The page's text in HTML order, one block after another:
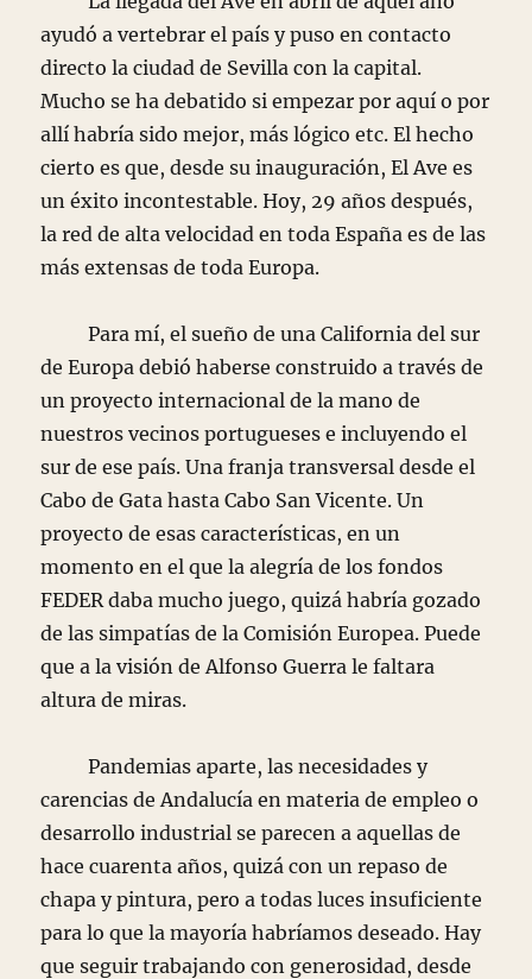
ayudó a vertebrar el país y puso en contacto
directo la ciudad de Sevilla con la capital.
Mucho se ha debatido si empezar por aquí o por
allí habría sido mejor, más lógico etc. El hecho
cierto es que, desde su inauguración, El Ave es
un éxito incontestable. Hoy, 29 años después,
la red de alta velocidad en toda España es de las
más extensas de toda Europa.
Para mí, el sueño de una California del sur
de Europa debió haberse construido a través de
un proyecto internacional de la mano de
nuestros vecinos portugueses e incluyendo el
sur de ese país. Una franja transversal desde el
Cabo de Gata hasta Cabo San Vicente. Un
proyecto de esas características, en un
momento en el que la alegría de los fondos
FEDER daba mucho juego, quizá habría gozado
de las simpatías de la Comisión Europea. Puede
que a la visión de Alfonso Guerra le faltara
altura de miras.
Pandemias aparte, las necesidades y
carencias de Andalucía en materia de empleo o
desarrollo industrial se parecen a aquellas de
hace cuarenta años, quizá con un repaso de
chapa y pintura, pero a todas luces insuficiente
para lo que la mayoría habríamos deseado. Hay
que seguir trabajando con generosidad, desde